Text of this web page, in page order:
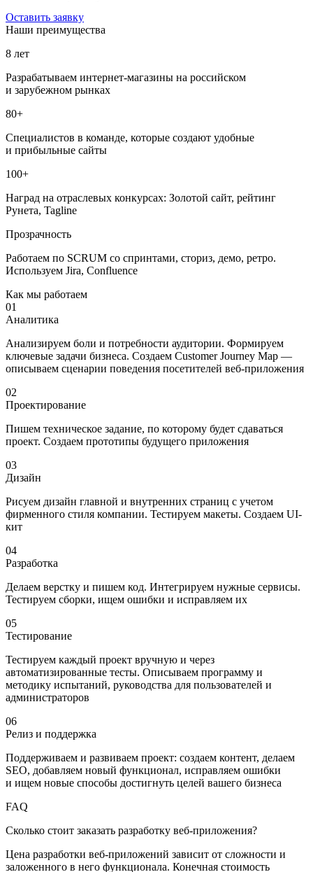
Оставить заявку
Наши преимущества
8 лет
Разрабатываем интернет-магазины на российском
и зарубежном рынках
80+
Специалистов в команде, которые создают удобные
и прибыльные сайты
100+
Наград на отраслевых конкурсах: Золотой сайт, рейтинг
Рунета, Tagline
Прозрачность
Работаем по SCRUM со спринтами, сториз, демо, ретро.
Используем Jira, Confluence
Как мы работаем
01
Аналитика
Анализируем боли и потребности аудитории. Формируем
ключевые задачи бизнеса. Создаем Customer Journey Map —
описываем сценарии поведения посетителей веб-приложения
02
Проектирование
Пишем техническое задание, по которому будет сдаваться
проект. Создаем прототипы будущего приложения
03
Дизайн
Рисуем дизайн главной и внутренних страниц с учетом
фирменного стиля компании. Тестируем макеты. Создаем UI-
кит
04
Разработка
Делаем верстку и пишем код. Интегрируем нужные сервисы.
Тести­руем сборки, ищем ошибки и исправляем их
05
Тестирование
Тестируем каждый проект вручную и через
автоматизированные тесты. Описываем программу и
методику испытаний, руководства для пользователей и
администраторов
06
Релиз и поддержка
Поддерживаем и развиваем проект: создаем контент, делаем
SEO, добавляем новый функционал, исправляем ошибки
и ищем новые способы достигнуть целей вашего бизнеса
FAQ
Сколько стоит заказать разработку веб-приложения?
Цена разработки веб-приложений зависит от сложности и
заложенного в него функционала. Конечная стоимость